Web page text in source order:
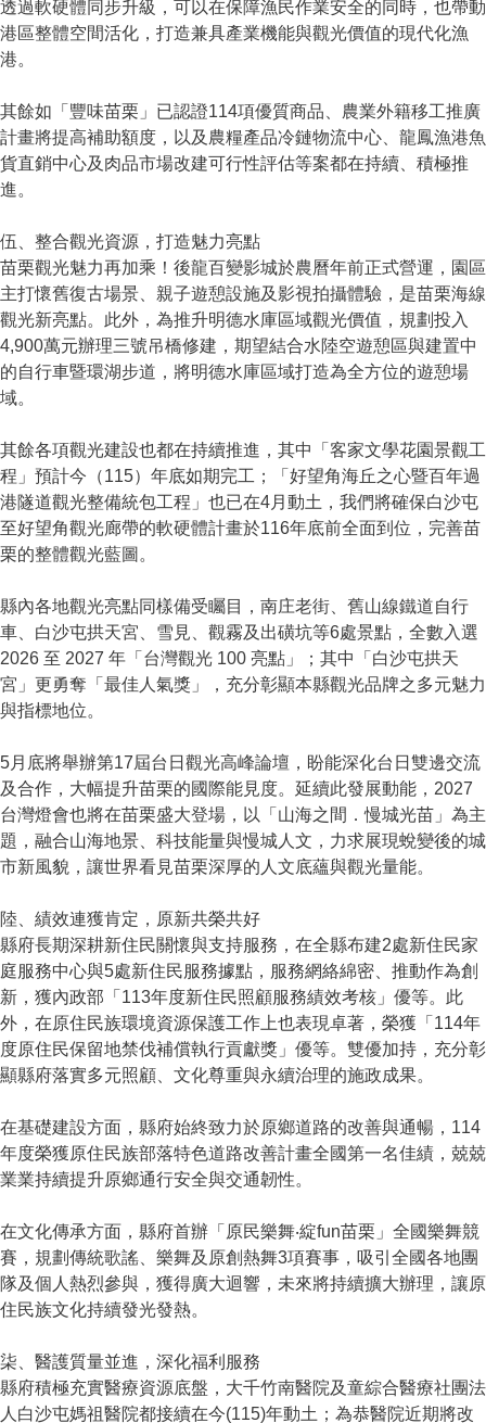
透過軟硬體同步升級，可以在保障漁民作業安全的同時，也帶動
港區整體空間活化，打造兼具產業機能與觀光價值的現代化漁
港。
其餘如「豐味苗栗」已認證114項優質商品、農業外籍移工推廣
計畫將提高補助額度，以及農糧產品冷鏈物流中心、龍鳳漁港魚
貨直銷中心及肉品市場改建可行性評估等案都在持續、積極推
進。
伍、整合觀光資源，打造魅力亮點
苗栗觀光魅力再加乘！後龍百變影城於農曆年前正式營運，園區
主打懷舊復古場景、親子遊憩設施及影視拍攝體驗，是苗栗海線
觀光新亮點。此外，為推升明德水庫區域觀光價值，規劃投入
4,900萬元辦理三號吊橋修建，期望結合水陸空遊憩區與建置中
的自行車暨環湖步道，將明德水庫區域打造為全方位的遊憩場
域。
其餘各項觀光建設也都在持續推進，其中「客家文學花園景觀工
程」預計今（115）年底如期完工；「好望角海丘之心暨百年過
港隧道觀光整備統包工程」也已在4月動土，我們將確保白沙屯
至好望角觀光廊帶的軟硬體計畫於116年底前全面到位，完善苗
栗的整體觀光藍圖。
縣內各地觀光亮點同樣備受矚目，南庄老街、舊山線鐵道自行
車、白沙屯拱天宮、雪見、觀霧及出磺坑等6處景點，全數入選
2026 至 2027 年「台灣觀光 100 亮點」；其中「白沙屯拱天
宮」更勇奪「最佳人氣獎」，充分彰顯本縣觀光品牌之多元魅力
與指標地位。
5月底將舉辦第17屆台日觀光高峰論壇，盼能深化台日雙邊交流
及合作，大幅提升苗栗的國際能見度。延續此發展動能，2027
台灣燈會也將在苗栗盛大登場，以「山海之間．慢城光苗」為主
題，融合山海地景、科技能量與慢城人文，力求展現蛻變後的城
市新風貌，讓世界看見苗栗深厚的人文底蘊與觀光量能。
陸、績效連獲肯定，原新共榮共好
縣府長期深耕新住民關懷與支持服務，在全縣布建2處新住民家
庭服務中心與5處新住民服務據點，服務網絡綿密、推動作為創
新，獲內政部「113年度新住民照顧服務績效考核」優等。此
外，在原住民族環境資源保護工作上也表現卓著，榮獲「114年
度原住民保留地禁伐補償執行貢獻獎」優等。雙優加持，充分彰
顯縣府落實多元照顧、文化尊重與永續治理的施政成果。
在基礎建設方面，縣府始終致力於原鄉道路的改善與通暢，114
年度榮獲原住民族部落特色道路改善計畫全國第一名佳績，兢兢
業業持續提升原鄉通行安全與交通韌性。
在文化傳承方面，縣府首辦「原民樂舞‧綻fun苗栗」全國樂舞競
賽，規劃傳統歌謠、樂舞及原創熱舞3項賽事，吸引全國各地團
隊及個人熱烈參與，獲得廣大迴響，未來將持續擴大辦理，讓原
住民族文化持續發光發熱。
柒、醫護質量並進，深化福利服務
縣府積極充實醫療資源底盤，大千竹南醫院及童綜合醫療社團法
人白沙屯媽祖醫院都接續在今(115)年動土；為恭醫院近期將改